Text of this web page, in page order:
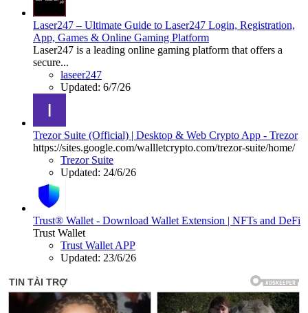
Laser247 – Ultimate Guide to Laser247 Login, Registration,
App, Games & Online Gaming Platform
Laser247 is a leading online gaming platform that offers a
secure...
laseer247
Updated: 6/7/26
Trezor Suite (Official) | Desktop & Web Crypto App - Trezor
https://sites.google.com/wallletcrypto.com/trezor-suite/home/
Trezor Suite
Updated: 24/6/26
Trust® Wallet - Download Wallet Extension | NFTs and DeFi
Trust Wallet
Trust Wallet APP
Updated: 23/6/26